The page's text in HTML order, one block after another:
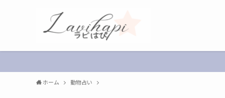
ホーム 動物占い